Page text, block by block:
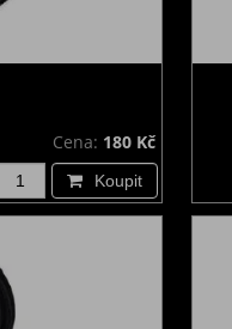
Cena: 180 Kč
Koupit